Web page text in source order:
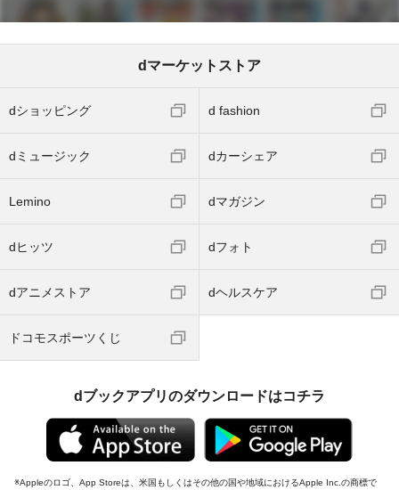
dマーケットストア
dショッピング d fashion
dミュージック dカーシェア
Lemino dマガジン
dヒッツ dフォト
dアニメストア dヘルスケア
ドコモスポーツくじ
dブックアプリのダウンロードはコチラ
Appleのロゴ、App Storeは、米国もしくはその他の国や地域におけるApple Inc.の商標で